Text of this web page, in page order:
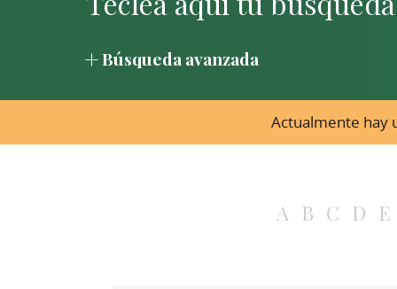
Búsqueda avanzada
Actualmente hay
A B C D E